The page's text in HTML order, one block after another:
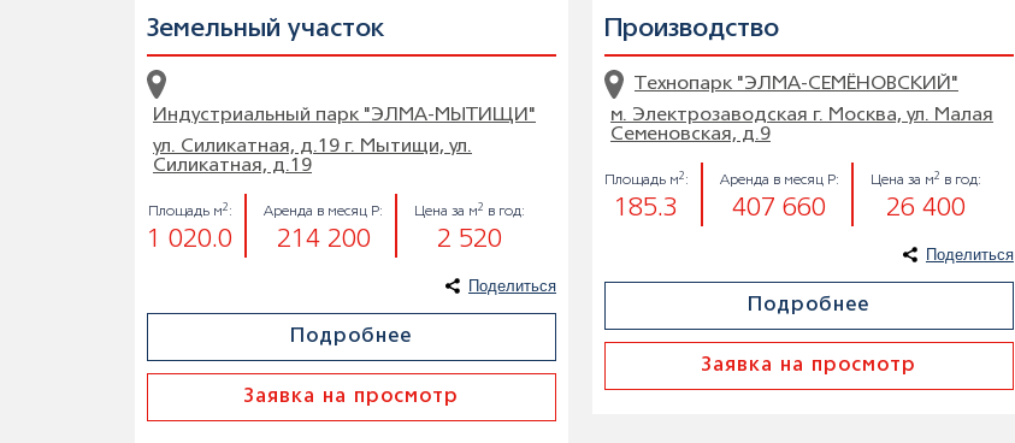
Земельный участок
Индустриальный парк "ЭЛМА-МЫТИЩИ"
ул. Силикатная, д.19 г. Мытищи, ул.
Силикатная, д.19
Площадь м2 :
1 020.0
Аренда в месяц Р:
214 200
Цена за м2 в год:
2 520
Поделиться
Подробнее
Заявка на просмотр
Производство
Технопарк "ЭЛМА-СЕМЁНОВСКИЙ"
м. Электрозаводская г. Москва, ул. Малая
Семеновская, д.9
Площадь м2 :
185.3
Аренда в месяц Р:
407 660
Цена за м2 в год:
26 400
Поделиться
Подробнее
Заявка на просмотр